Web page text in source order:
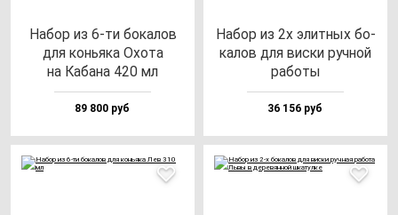
Набор из 6-ти бо­ка­лов
для конь­яка Охо­та
на Каба­на 420 мл
89 800 руб
Набор из 2х элит­ных бо­
ка­лов для вис­ки руч­ной
ра­бо­ты
36 156 руб